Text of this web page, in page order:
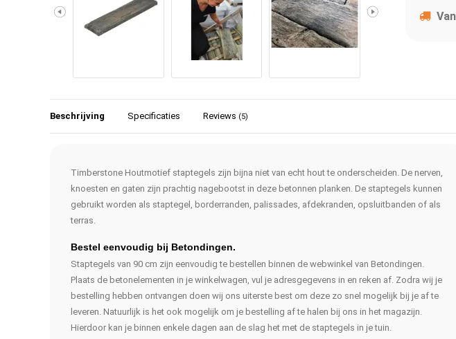
Beschrijving Specificaties Reviews (5)
Timberstone Houtmotief staptegels zijn bijna niet van echt hout te onderscheiden. De nerven,
knoesten en gaten zijn prachtig nagebootst in deze betonnen planken. De staptegels kunnen
gebruikt worden als staptegel, borderranden, palissades, afdekranden, opsluitbanden of als
terras.
Bestel eenvoudig bij Betondingen.
Staptegels van 90 cm zijn eenvoudig te bestellen binnen de webwinkel van Betondingen.
Plaats de betonelementen in je winkelwagen, vul je adresgegevens in en reken af. Zodra wij je
bestelling hebben ontvangen doen wij ons uiterste best om deze zo snel mogelijk bij je af te
leveren. Natuurlijk is het ook mogelijk om je bestelling af te halen bij ons in het magazijn.
Hierdoor kan je binnen enkele dagen aan de slag het met de staptegels in je tuin.